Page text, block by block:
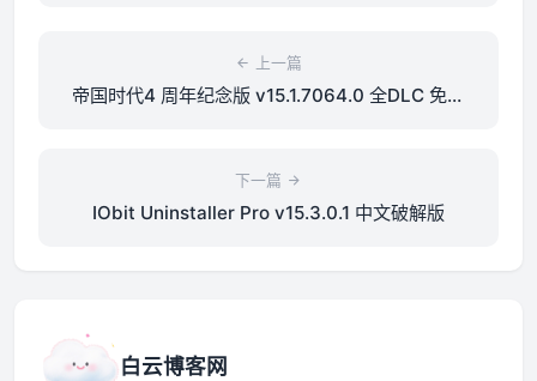
上一篇
帝国时代4 周年纪念版 v15.1.7064.0 全DLC 免安
下一篇
IObit Uninstaller Pro v15.3.0.1 中文破解版
白云博客网